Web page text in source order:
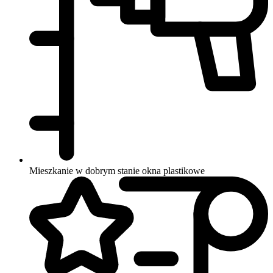
Mieszkanie w dobrym stanie okna plastikowe